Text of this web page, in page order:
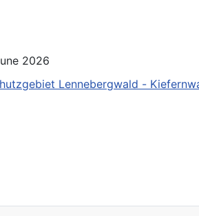
2026
Lennebergwald -